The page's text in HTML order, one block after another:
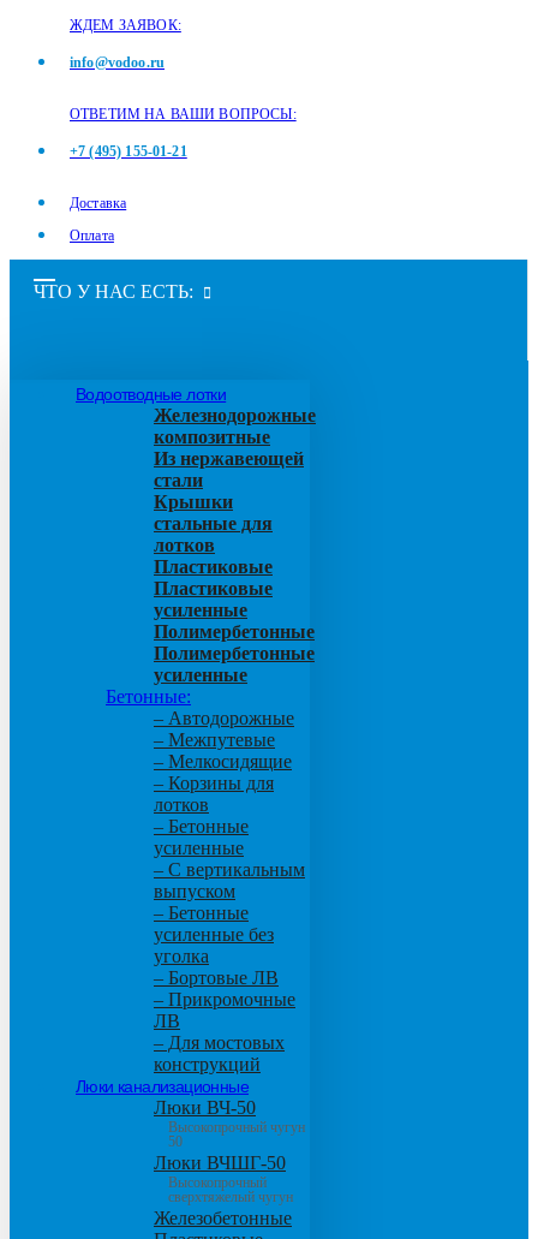
ЖДЕМ ЗАЯВОК:
info@vodoo.ru
ОТВЕТИМ НА ВАШИ ВОПРОСЫ:
+7 (495) 155-01-21
Доставка
Оплата
ЧТО У НАС ЕСТЬ:
Водоотводные лотки
Железнодорожные
композитные
Из нержавеющей
стали
Крышки
стальные для
лотков
Пластиковые
Пластиковые
усиленные
Полимербетонные
Полимербетонные
усиленные
Бетонные:
– Автодорожные
– Межпутевые
– Мелкосидящие
– Корзины для
лотков
– Бетонные
усиленные
– С вертикальным
выпуском
– Бетонные
усиленные без
уголка
– Бортовые ЛВ
– Прикромочные
ЛВ
– Для мостовых
конструкций
Люки канализационные
Люки ВЧ-50
Высокопрочный чугун
50
Люки ВЧШГ-50
Высокопрочный
сверхтяжелый чугун
Железобетонные